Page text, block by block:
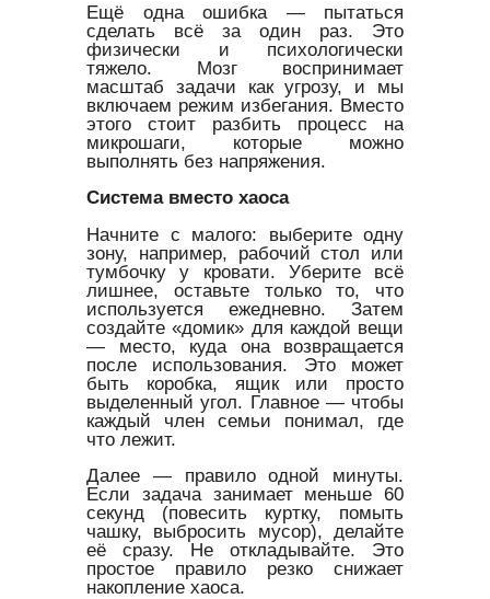
Ещё одна ошибка — пытаться
сделать всё за один раз. Это
физически и психологически
тяжело. Мозг воспринимает
масштаб задачи как угрозу, и мы
включаем режим избегания. Вместо
этого стоит разбить процесс на
микрошаги, которые можно
выполнять без напряжения.
Система вместо хаоса
Начните с малого: выберите одну
зону, например, рабочий стол или
тумбочку у кровати. Уберите всё
лишнее, оставьте только то, что
используется ежедневно. Затем
создайте «домик» для каждой вещи
— место, куда она возвращается
после использования. Это может
быть коробка, ящик или просто
выделенный угол. Главное — чтобы
каждый член семьи понимал, где
что лежит.
Далее — правило одной минуты.
Если задача занимает меньше 60
секунд (повесить куртку, помыть
чашку, выбросить мусор), делайте
её сразу. Не откладывайте. Это
простое правило резко снижает
накопление хаоса.